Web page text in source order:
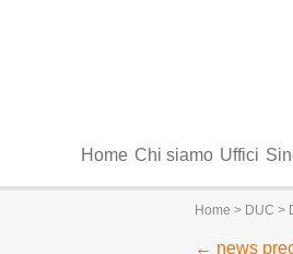
Home Chi siamo Uffici
Home > DUC >
← news